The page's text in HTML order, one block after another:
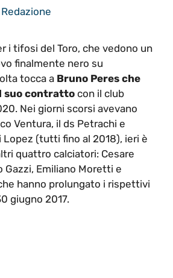
i tifosi del Toro, che vedono un
finalmente nero su
tocca a Bruno Peres che
suo contratto con il club
Nei giorni scorsi avevano
Ventura, il ds Petrachi e
Lopez (tutti fino al 2018), ieri è
quattro calciatori: Cesare
Gazzi, Emiliano Moretti e
hanno prolungato i rispettivi
giugno 2017.